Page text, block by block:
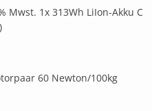
Mwst. 1x 313Wh LiIon-Akku C
60 Newton/100kg